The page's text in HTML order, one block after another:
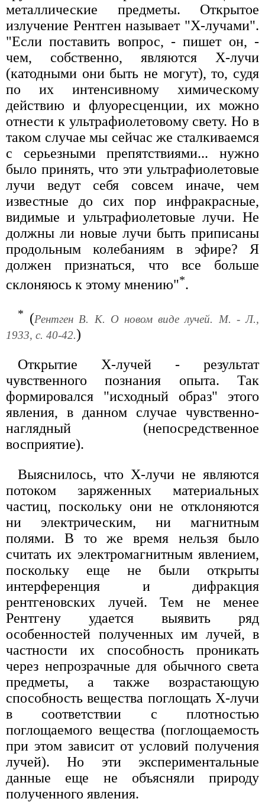
металлические предметы. Открытое
излучение Рентген называет "Х-лучами".
"Если поставить вопрос, - пишет он, -
чем, собственно, являются Х-лучи
(катодными они быть не могут), то, судя
по их интенсивному химическому
действию и флуоресценции, их можно
отнести к ультрафиолетовому свету. Но в
таком случае мы сейчас же сталкиваемся
с серьезными препятствиями... нужно
было принять, что эти ультрафиолетовые
лучи ведут себя совсем иначе, чем
известные до сих пор инфракрасные,
видимые и ультрафиолетовые лучи. Не
должны ли новые лучи быть приписаны
продольным колебаниям в эфире? Я
должен признаться, что все больше
склоняюсь к этому мнению"*.
* (Рентген В. К. О новом виде лучей. М. - Л.,
1933, с. 40-42.)
Открытие Х-лучей - результат
чувственного познания опыта. Так
формировался "исходный образ" этого
явления, в данном случае чувственно-
наглядный (непосредственное
восприятие).
Выяснилось, что Х-лучи не являются
потоком заряженных материальных
частиц, поскольку они не отклоняются
ни электрическим, ни магнитным
полями. В то же время нельзя было
считать их электромагнитным явлением,
поскольку еще не были открыты
интерференция и дифракция
рентгеновских лучей. Тем не менее
Рентгену удается выявить ряд
особенностей полученных им лучей, в
частности их способность проникать
через непрозрачные для обычного света
предметы, а также возрастающую
способность вещества поглощать Х-лучи
в соответствии с плотностью
поглощаемого вещества (поглощаемость
при этом зависит от условий получения
лучей). Но эти экспериментальные
данные еще не объясняли природу
полученного явления.